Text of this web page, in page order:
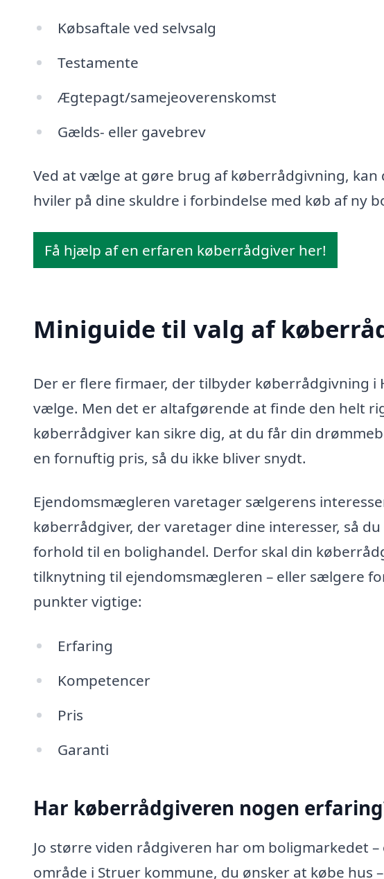
Købsaftale ved selvsalg
Testamente
Ægtepagt/samejeoverenskomst
Gælds- eller gavebrev
Ved at vælge at gøre brug af køberrådgivning,
hviler på dine skuldre i forbindelse med køb af ny
Få hjælp af en erfaren køberrådgiver her!
Miniguide til valg af
Der er flere firmaer, der tilbyder køberrådgivning
vælge. Men det er altafgørende at finde den helt
køberrådgiver kan sikre dig, at du får din
en fornuftig pris, så du ikke bliver snydt.
Ejendomsmægleren varetager sælgerens
køberrådgiver, der varetager dine interesser, så
forhold til en bolighandel. Derfor skal din
tilknytning til ejendomsmægleren – eller sælgere
punkter vigtige:
Erfaring
Kompetencer
Pris
Garanti
Har køberrådgiveren nogen
Jo større viden rådgiveren har om boligmarkedet
område i Struer kommune, du ønsker at købe hus